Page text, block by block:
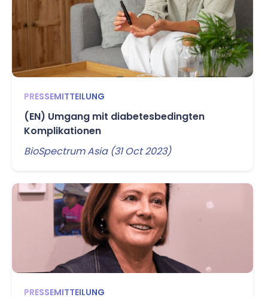
PRESSEMITTEILUNG
(EN) Umgang mit diabetesbedingten
Komplikationen
BioSpectrum Asia (31 Oct 2023)
PRESSEMITTEILUNG